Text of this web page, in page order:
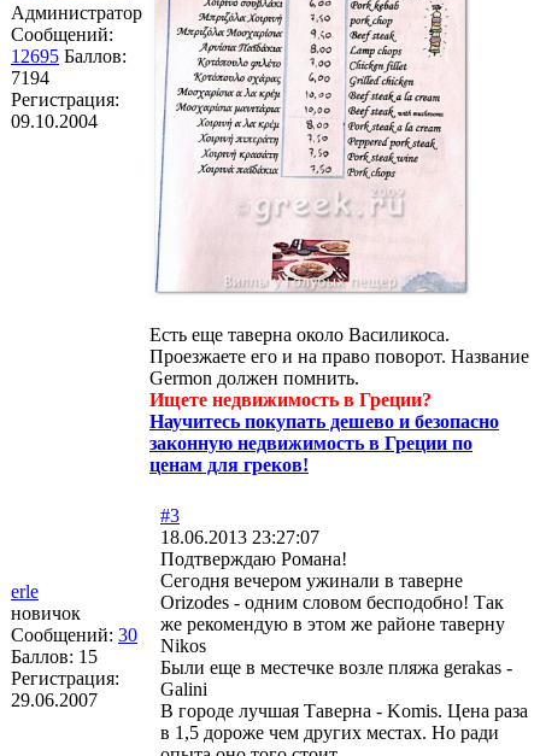
Администратор
Сообщений:
12695 Баллов:
7194
Регистрация:
09.10.2004
Есть еще таверна около Василикоса.
Проезжаете его и на право поворот. Название
Germon должен помнить.
Ищете недвижимость в Греции?
Научитесь покупать дешево и безопасно
законную недвижимость в Греции по
ценам для греков!
erle
новичок
Сообщений: 30
Баллов: 15
Регистрация:
29.06.2007
#3
18.06.2013 23:27:07
Подтверждаю Романа!
Сегодня вечером ужинали в таверне
Orizodes - одним словом бесподобно! Так
же рекомендую в этом же районе таверну
Nikos
Были еще в местечке возле пляжа gerakas -
Galini
В городе лучшая Таверна - Komis. Цена раза
в 1,5 дороже чем других местах. Но ради